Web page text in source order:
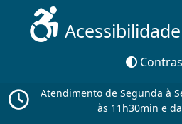
Acessibilidade
Atendimento de Segunda à
às 11h30min e